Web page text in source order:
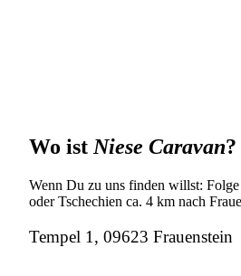
Wo ist Niese Caravan?
Wenn Du zu uns finden willst:
oder Tschechien ca. 4 km nach
Tempel 1, 09623 Frauenstein